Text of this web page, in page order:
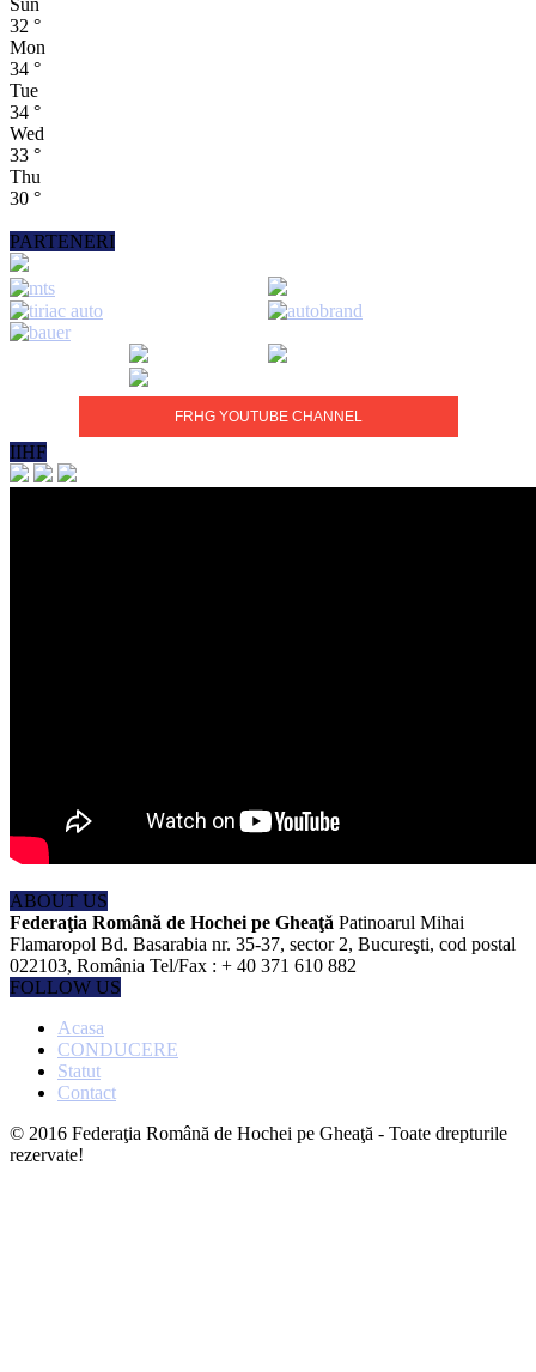
Sun
32 °
Mon
34 °
Tue
34 °
Wed
33 °
Thu
30 °
PARTENERI
FRHG YOUTUBE CHANNEL
IIHF
ABOUT US
Federaţia Română de Hochei pe Gheaţă Patinoarul Mihai
Flamaropol Bd. Basarabia nr. 35-37, sector 2, Bucureşti, cod postal
022103, România Tel/Fax : + 40 371 610 882
FOLLOW US
Acasa
CONDUCERE
Statut
Contact
© 2016 Federaţia Română de Hochei pe Gheaţă - Toate drepturile
rezervate!